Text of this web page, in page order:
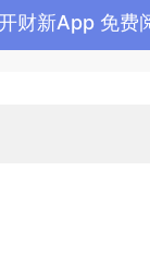
泛地补贴可再生能源
厂。更多国家已承
承诺停止在国外投
财新App 免费